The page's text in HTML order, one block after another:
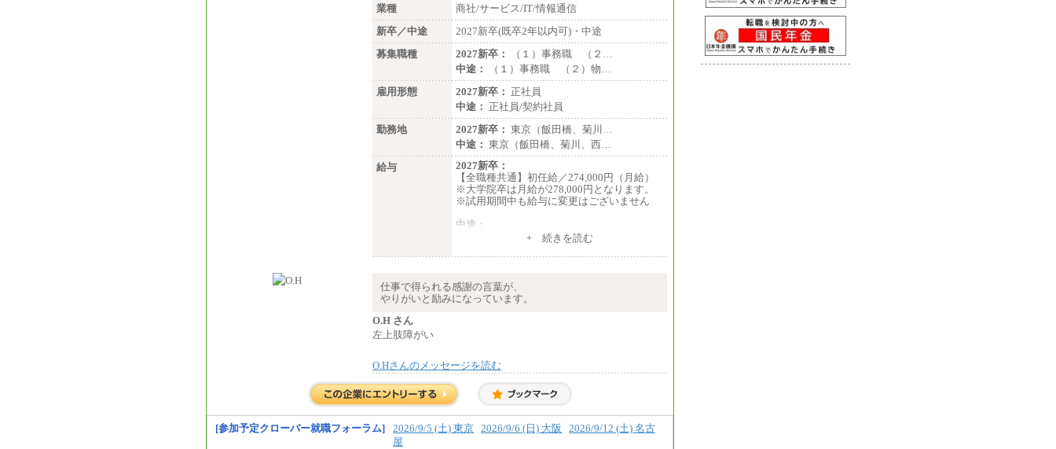
業種
商社/サービス/IT/情報通信
新卒／中途
2027新卒(既卒2年以内可)・中途
募集職種
2027新卒：
（１）事務職 （２…
中途：
（１）事務職 （２）物…
雇用形態
2027新卒： 正社員
中途： 正社員/契約社員
勤務地
2027新卒： 東京（飯田橋、菊川…
中途： 東京（飯田橋、菊川、西…
給与
2027新卒：
【全職種共通】初任給／274,000円（月給）
※大学院卒は月給が278,000円となります。
※試用期間中も給与に変更はございません
中途：
（１）～（４）274,000円（月給）～
（５）235,000円（月給）～
※経験・年齢などを考慮のうえ、当社規程に
※業務内容・勤務形態に応じて、上記給与の
範囲内でご相談をさせていただく事がありま
す
+ 続きを読む
仕事で得られる感謝の言葉が、
やりがいと励みになっています。
O.H さん
左上肢障がい
O.Hさんのメッセージを読む
[参加予定クローバー就職フォーラム] 2026/9/5 (土) 東京 2026/9/6 (日) 大阪
2026/9/12 (土) 名古
屋